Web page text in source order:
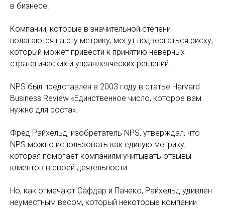
в бизнесе.
Компании, которые в значительной степени
полагаются на эту метрику, могут подвергаться риску,
который может привести к принятию неверных
стратегических и управленческих решений.
NPS был представлен в 2003 году в статье Harvard
Business Review «Единственное число, которое вам
нужно для роста».
Фред Райхельд, изобретатель NPS, утверждал, что
NPS можно использовать как единую метрику,
которая помогает компаниям учитывать отзывы
клиентов в своей деятельности.
Но, как отмечают Сафдар и Пачеко, Райхельд удивлен
неуместным весом, который некоторые компании